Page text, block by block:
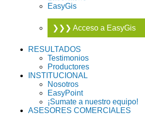
EasyGis
❯❯❯ Acceso a EasyGis
RESULTADOS
Testimonios
Productores
INSTITUCIONAL
Nosotros
EasyPoint
¡Sumate a nuestro equipo!
ASESORES COMERCIALES